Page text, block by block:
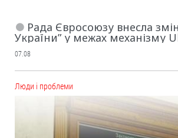
Рада Євросоюзу внесла
України” у межах механізму
07.08
Люди і проблеми